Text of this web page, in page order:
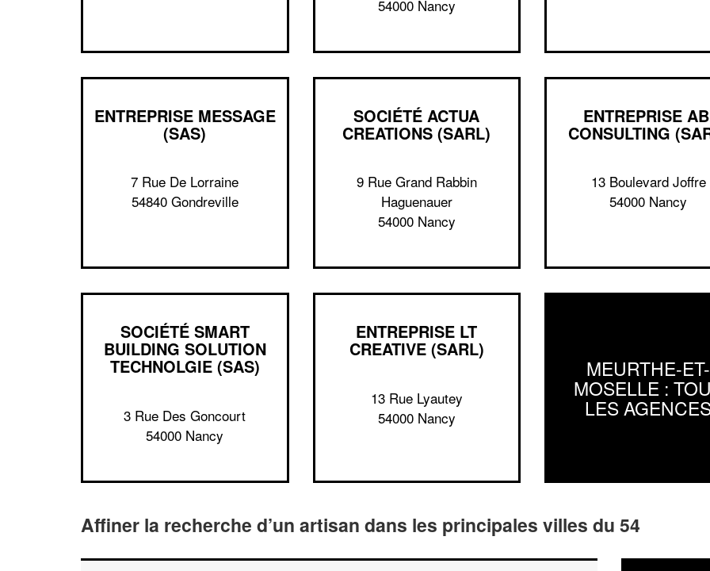
54000 Nancy
ENTREPRISE MESSAGE
(SAS)
7 Rue De Lorraine
54840 Gondreville
SOCIÉTÉ ACTUA
CREATIONS (SARL)
9 Rue Grand Rabbin
Haguenauer
54000 Nancy
ENTREPRISE
CONSULTING
13 Boulevard Joffre
54000 Nancy
SOCIÉTÉ SMART
BUILDING SOLUTION
TECHNOLGIE (SAS)
3 Rue Des Goncourt
54000 Nancy
ENTREPRISE LT
CREATIVE (SARL)
13 Rue Lyautey
54000 Nancy
MEURTHE-ET-
MOSELLE :
LES
Affiner la recherche d’un artisan dans les principales villes du 54